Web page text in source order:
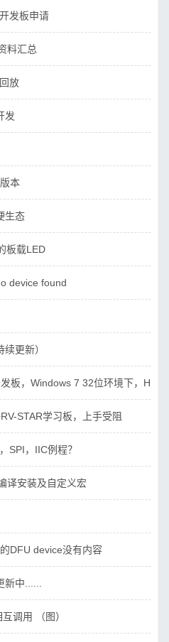
发板申请
料汇总
放
发
本
生态
板载LED
device found
更新）
发板，Windows 7 32位环境下，
STAR学习板，上手受阻
SPI，IIC例程？
译安装及自定义宏
DFU device没有内容
中......
调用 （图）